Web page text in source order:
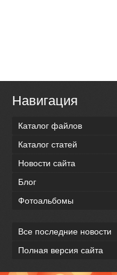
Навигация
Каталог файлов
Каталог статей
Новости сайта
Блог
Фотоальбомы
Все последние новости
Полная версия сайта